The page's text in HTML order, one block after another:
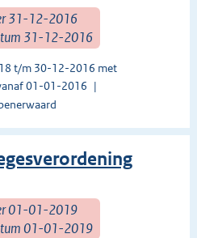
31-12-2016
31-12-2016
t/m 30-12-2016 met
01-01-2016
01-01-2019
01-01-2019